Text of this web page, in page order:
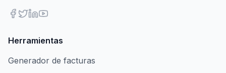
Herramientas
Generador de facturas